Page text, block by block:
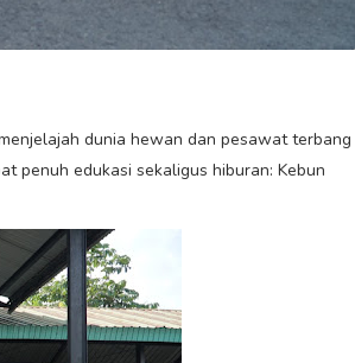
dunia hewan dan pesawat terbang
penuh edukasi sekaligus hiburan: Kebun